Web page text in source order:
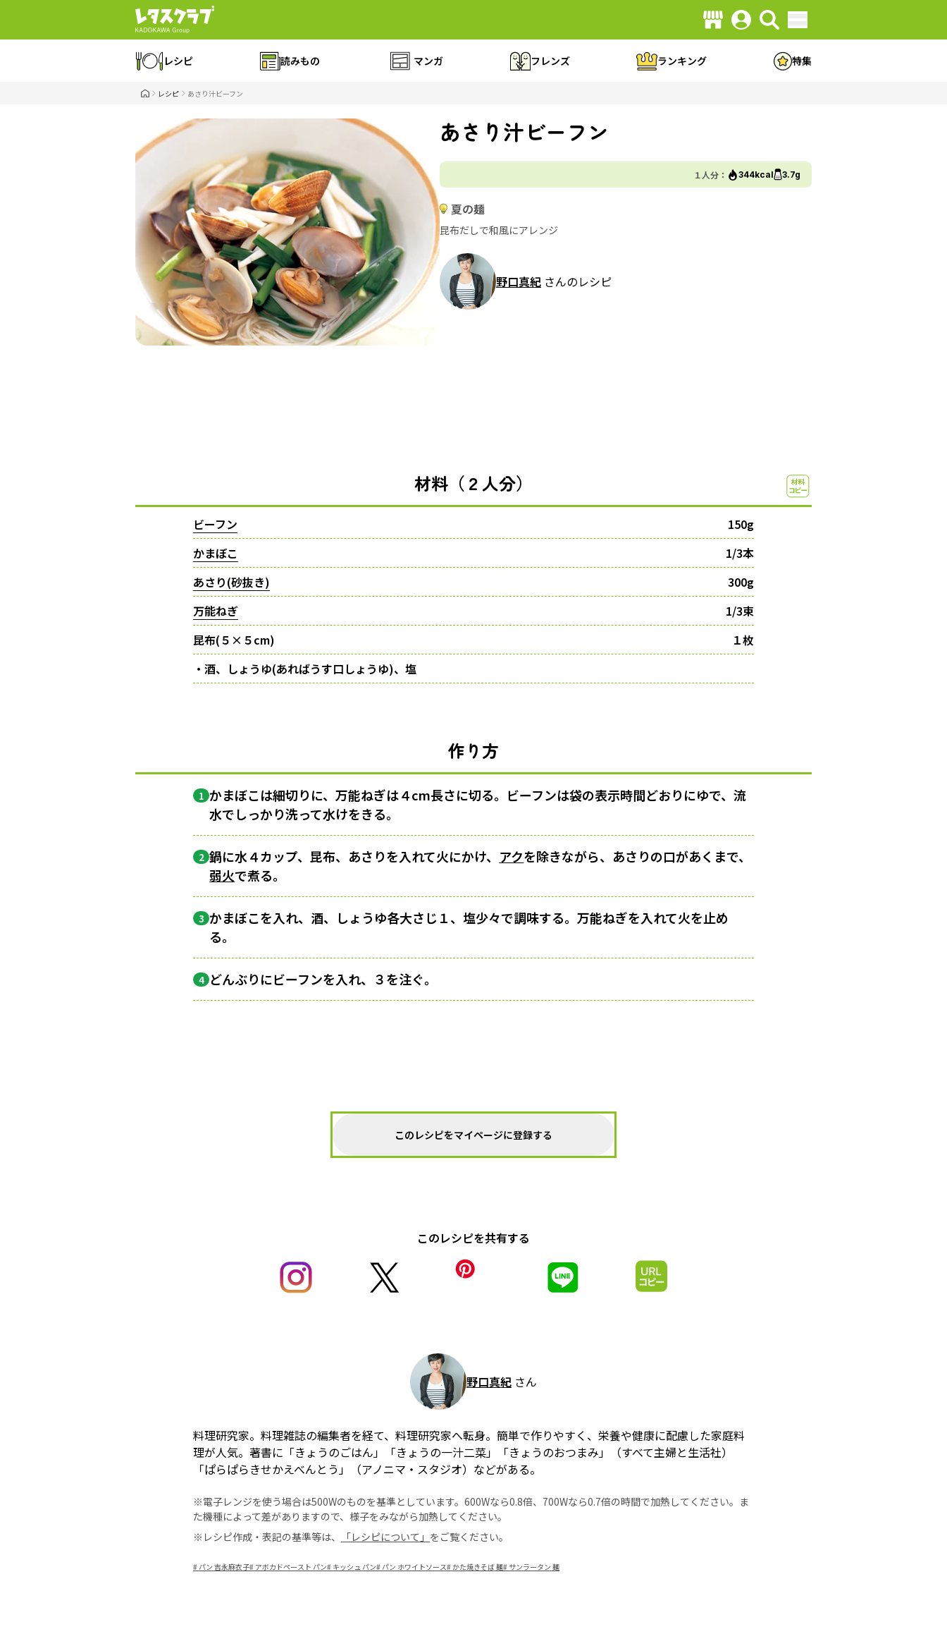
レシピ 読みもの マンガ フレンズ ランキング 特集
レシピ あさり汁ビーフン
あさり汁ビーフン
１人分： 344kcal 3.7g
夏の麺
昆布だしで和風にアレンジ
野口真紀 さんのレシピ
材料（２人分）
ビーフン
150g
かまぼこ
1/3本
あさり(砂抜き)
300g
万能ねぎ
1/3束
昆布(５×５cm)
１枚
・酒、しょうゆ(あればうす口しょうゆ)、塩
作り方
1 かまぼこは細切りに、万能ねぎは４cm長さに切る。ビーフンは袋の表示時間どおりにゆで、流
水でしっかり洗って水けをきる。
2 鍋に水４カップ、昆布、あさりを入れて火にかけ、 アクを除きながら、あさりの口があくまで、
弱火で煮る。
3 かまぼこを入れ、酒、しょうゆ各大さじ１、塩少々で調味する。万能ねぎを入れて火を止め
る。
4 どんぶりにビーフンを入れ、３を注ぐ。
このレシピをマイページに登録する
このレシピを共有する
野口真紀 さん
料理研究家。料理雑誌の編集者を経て、料理研究家へ転身。簡単で作りやすく、栄養や健康に配慮した家庭料
理が人気。著書に「きょうのごはん」「きょうの一汁二菜」「きょうのおつまみ」（すべて主婦と生活社）
「ぱらぱらきせかえべんとう」（アノニマ・スタジオ）などがある。
※電子レンジを使う場合は500Wのものを基準としています。600Wなら0.8倍、700Wなら0.7倍の時間で加熱してください。ま
た機種によって差がありますので、様子をみながら加熱してください。
※レシピ作成・表記の基準等は、
「レシピについて」 をご覧ください。
#パン 吉永麻衣子# アボカドペースト パン# キッシュ パン#パン ホワイトソース# かた焼きそば 麺# サンラータン 麺